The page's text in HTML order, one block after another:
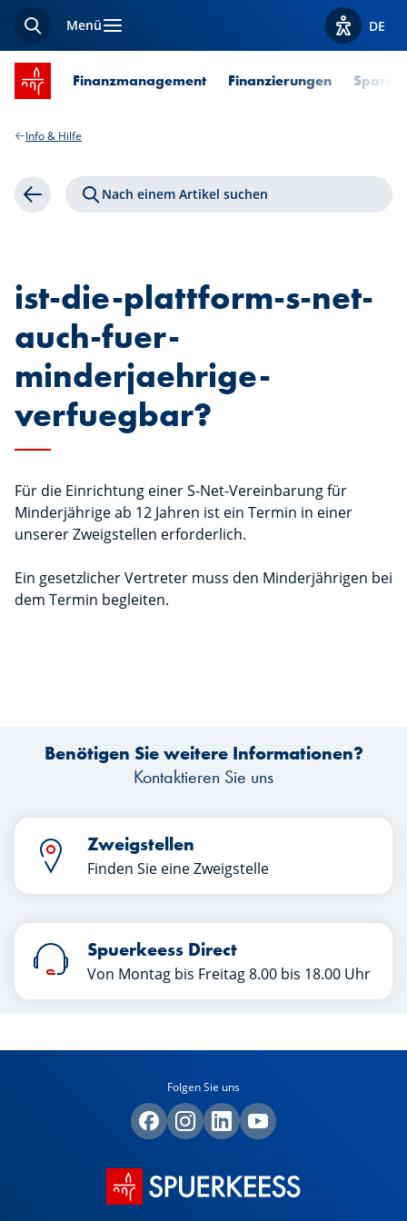
SucheMenü Optionen
DE
Startseite SPUERKEESS
Finanzmanagement Finanzierungen Sparen
Info & Hilfe
Zurück Nach einem Artikel suchen
ist-die-plattform-s-net-
auch-fuer-
minderjaehrige-
verfuegbar?
Für die Einrichtung einer S-Net-Vereinbarung für
Minderjährige ab 12 Jahren ist ein Termin in einer
unserer Zweigstellen erforderlich.
Ein gesetzlicher Vertreter muss den Minderjährigen bei
dem Termin begleiten.
Benötigen Sie weitere Informationen?
Kontaktieren Sie uns
Zweigstellen
Finden Sie eine Zweigstelle
Spuerkeess Direct
Von Montag bis Freitag 8.00 bis 18.00 Uhr
Folgen Sie uns